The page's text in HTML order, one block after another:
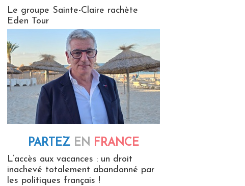
Le groupe Sainte-Claire rachète
Eden Tour
PARTEZ EN FRANCE
L’accès aux vacances : un droit
inachevé totalement abandonné par
les politiques français !